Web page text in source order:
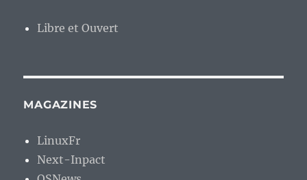
Libre et Ouvert
MAGAZINES
LinuxFr
Next-Inpact